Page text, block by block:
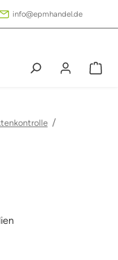
info@epmhandel.de
/